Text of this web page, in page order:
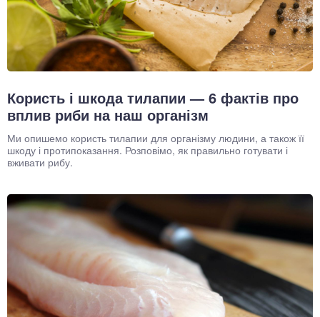
Користь і шкода тилапии — 6 фактів про
вплив риби на наш організм
Ми опишемо користь тилапии для організму людини, а також її
шкоду і протипоказання. Розповімо, як правильно готувати і
вживати рибу.